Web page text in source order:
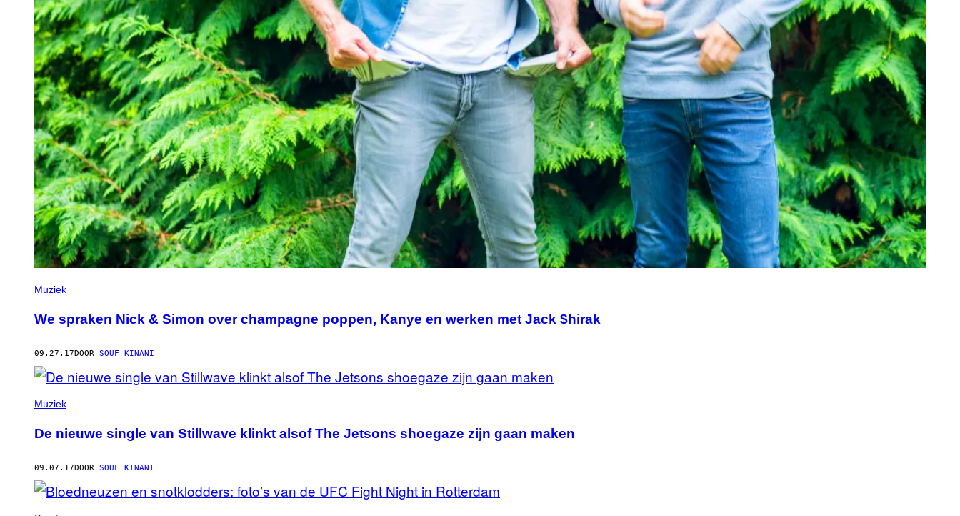
Muziek
We spraken Nick & Simon over champagne poppen, Kanye en werken met Jack $hirak
09.27.17DOOR SOUF KINANI
Muziek
De nieuwe single van Stillwave klinkt alsof The Jetsons shoegaze zijn gaan maken
09.07.17DOOR SOUF KINANI